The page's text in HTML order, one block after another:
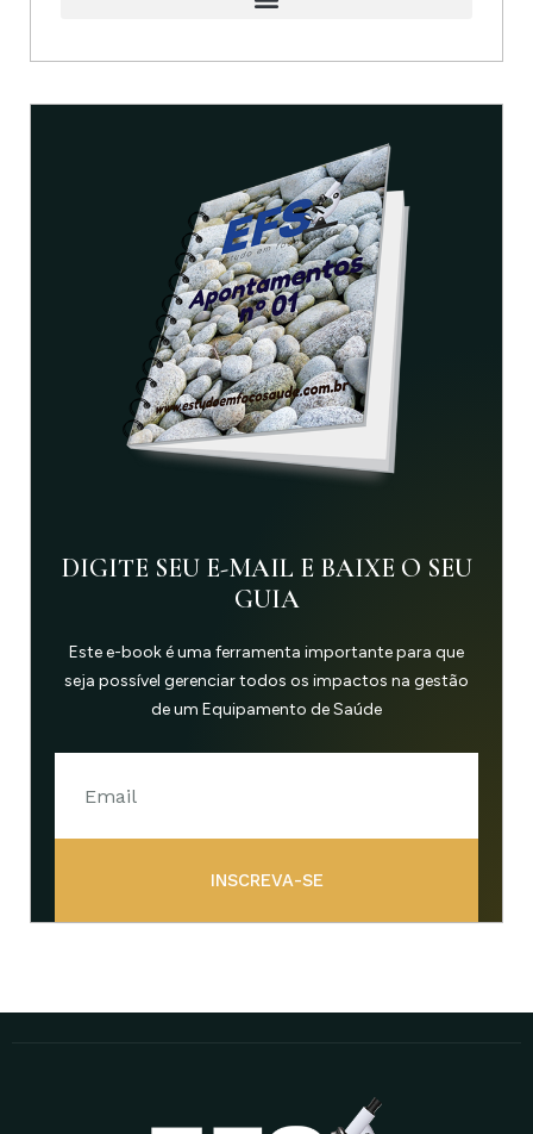
DIGITE SEU E-MAIL E BAIXE O SEU
GUIA
Este e-book é uma ferramenta importante para que
seja possível gerenciar todos os impactos na gestão
de um Equipamento de Saúde
INSCREVA-SE